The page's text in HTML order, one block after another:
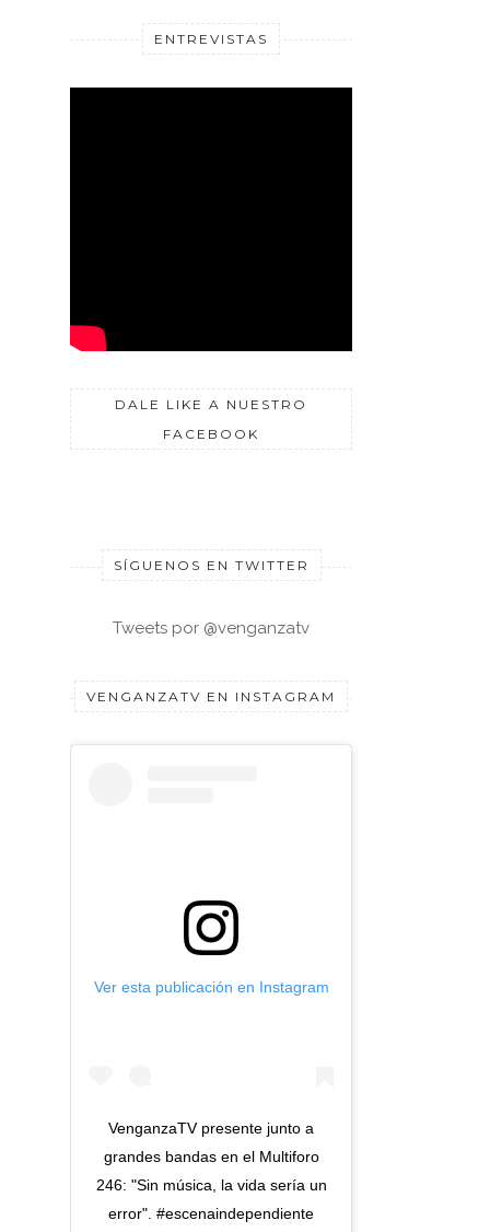
ENTREVISTAS
DALE LIKE A NUESTRO
FACEBOOK
SÍGUENOS EN TWITTER
Tweets por @venganzatv
VENGANZATV EN INSTAGRAM
Ver esta publicación en Instagram
VenganzaTV presente junto a
grandes bandas en el Multiforo
246: "Sin música, la vida sería un
error". #escenaindependiente